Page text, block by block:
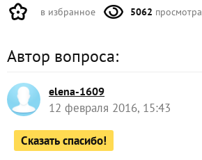
в избранное 5062 просмотра
Автор вопроса:
elena-1609
12 февраля 2016, 15:43
Сказать спасибо!